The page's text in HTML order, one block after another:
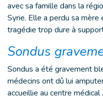
avec sa famille dans la
Syrie. Elle a perdu sa
tragédie trop dure à
Sondus
Sondus a été gravement
médecins ont dû lui
accueillie au centre